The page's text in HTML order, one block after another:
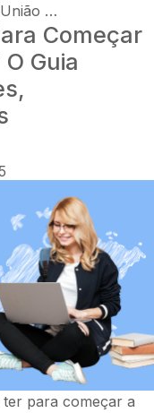
…
lançar
uma
loja
em
Portugal:
6
passos
essenciais
Começar
Guia
para começar a